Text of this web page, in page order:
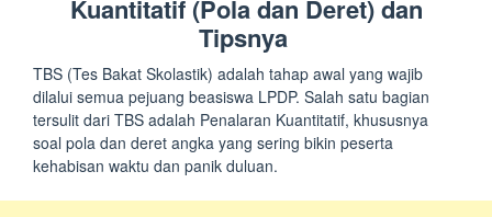
Kuantitatif (Pola dan Deret) dan
Tipsnya
TBS (Tes Bakat Skolastik) adalah tahap awal yang wajib
dilalui semua pejuang beasiswa LPDP. Salah satu bagian
tersulit dari TBS adalah Penalaran Kuantitatif, khususnya
soal pola dan deret angka yang sering bikin peserta
kehabisan waktu dan panik duluan.